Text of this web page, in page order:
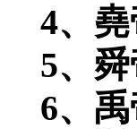
4、
5、
6、